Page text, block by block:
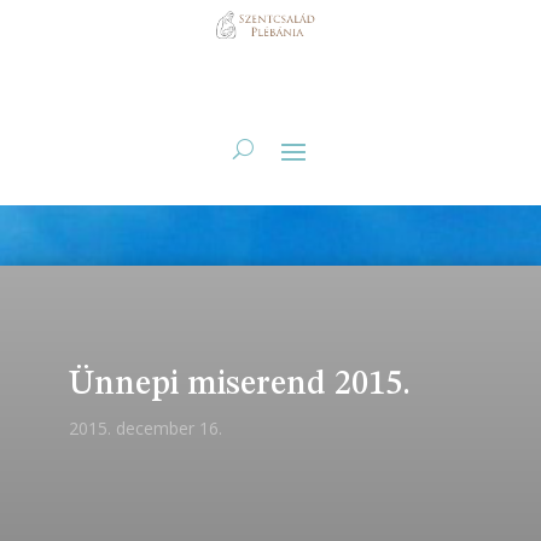
Ünnepi miserend 2015.
2015. december 16.